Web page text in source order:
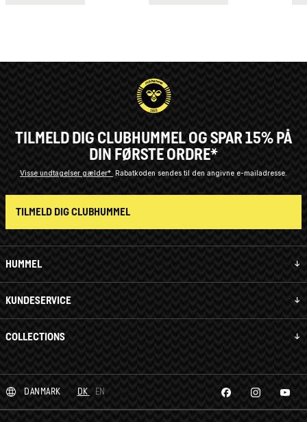
HUMMEL
KUNDESERVICE
COLLECTIONS
TILMELD DIG CLUBHUMMEL OG SPAR 15% PÅ
DIN FØRSTE ORDRE*
Visse undtagelser gælder* Rabatkoden sendes til den angivne e-mailadresse.
TILMELD DIG CLUBHUMMEL
DANMARK DK EN